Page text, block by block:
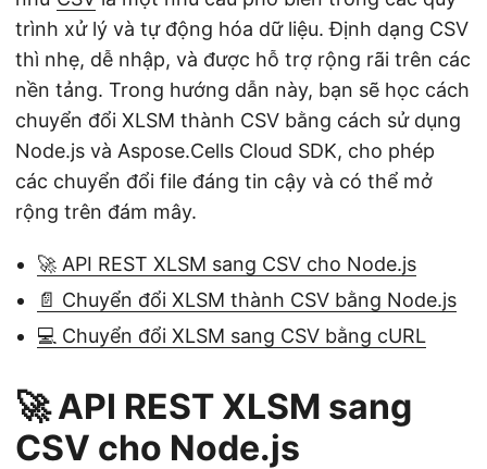
trình xử lý và tự động hóa dữ liệu. Định dạng CSV
thì nhẹ, dễ nhập, và được hỗ trợ rộng rãi trên các
nền tảng. Trong hướng dẫn này, bạn sẽ học cách
chuyển đổi XLSM thành CSV bằng cách sử dụng
Node.js và Aspose.Cells Cloud SDK, cho phép
các chuyển đổi file đáng tin cậy và có thể mở
rộng trên đám mây.
🚀 API REST XLSM sang CSV cho Node.js
📄 Chuyển đổi XLSM thành CSV bằng Node.js
💻 Chuyển đổi XLSM sang CSV bằng cURL
🚀 API REST XLSM sang
CSV cho Node.js